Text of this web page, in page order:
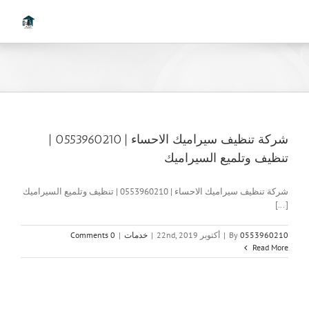
شركة تنظيف سيراميك الاحساء | 0553960210 |
تنظيف وتلميع السيراميك
شركة تنظيف سيراميك الاحساء | 0553960210 | تنظيف وتلميع السيراميك
[...]
By 0553960210
| أكتوبر 22nd, 2019 | خدمات |
0 Comments
Read More